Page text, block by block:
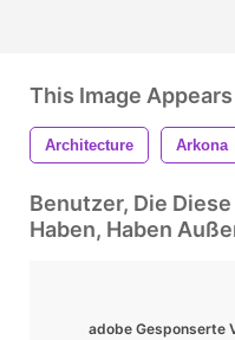
This Image
Architecture Arkona
Benutzer, Die
Haben, Haben
adobe Gesponserte